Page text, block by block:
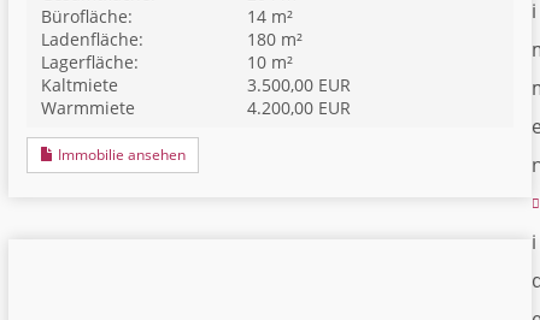
Bürofläche:
14 m²
Ladenfläche:
180 m²
Lagerfläche:
10 m²
Kaltmiete
3.500,00 EUR
Warmmiete
4.200,00 EUR
Immobilie ansehen
i
i